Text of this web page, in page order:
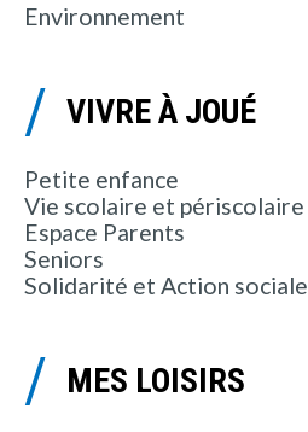
Environnement
VIVRE À JOUÉ
Petite enfance
Vie scolaire et périscolaire
Espace Parents
Seniors
Solidarité et Action sociale
MES LOISIRS